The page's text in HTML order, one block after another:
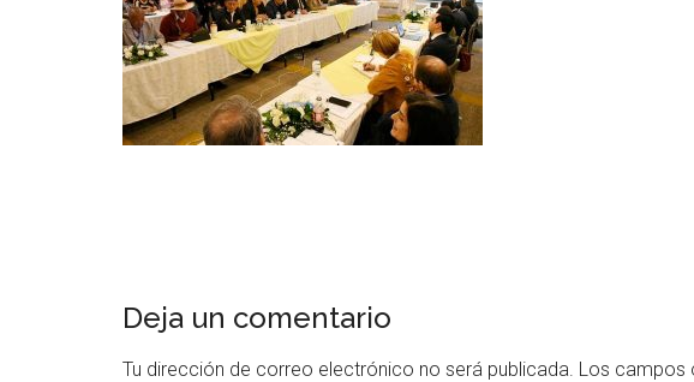
Deja un comentario
Tu dirección de correo electrónico no será publicada. Los campos